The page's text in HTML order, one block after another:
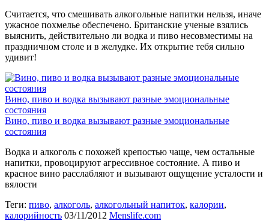
Считается, что смешивать алкогольные напитки нельзя, иначе
ужасное похмелье обеспечено. Британские ученые взялись
выяснить, действительно ли водка и пиво несовместимы на
праздничном столе и в желудке. Их открытие тебя сильно
удивит!
Вино, пиво и водка вызывают разные эмоциональные
состояния
Вино, пиво и водка вызывают разные эмоциональные
состояния
Водка и алкоголь с похожей крепостью чаще, чем остальные
напитки, провоцируют агрессивное состояние. А пиво и
красное вино расслабляют и вызывают ощущение усталости и
вялости
Теги: пиво, алкоголь, алкогольный напиток, калории,
калорийность 03/11/2012 Menslife.com